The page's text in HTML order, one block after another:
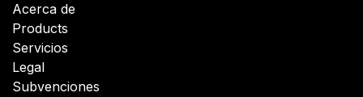
Acerca de
Products
Servicios
Legal
Subvenciones